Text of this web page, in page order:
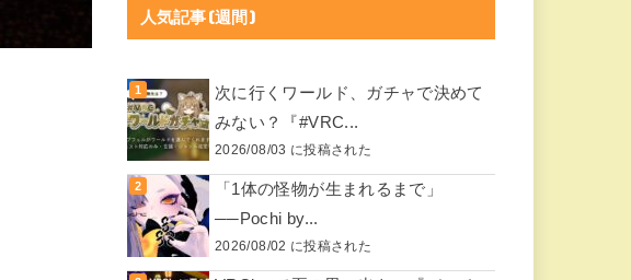
人気記事(週間)
次に行くワールド、ガチャで決めて
みない？『#VRC...
2026/08/03 に投稿された
「1体の怪物が生まれるまで」
──Pochi by...
2026/08/02 に投稿された